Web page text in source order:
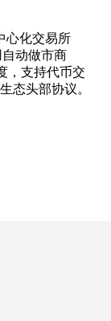
心化交易所
自动做市商
，支持代币交
态头部协议。